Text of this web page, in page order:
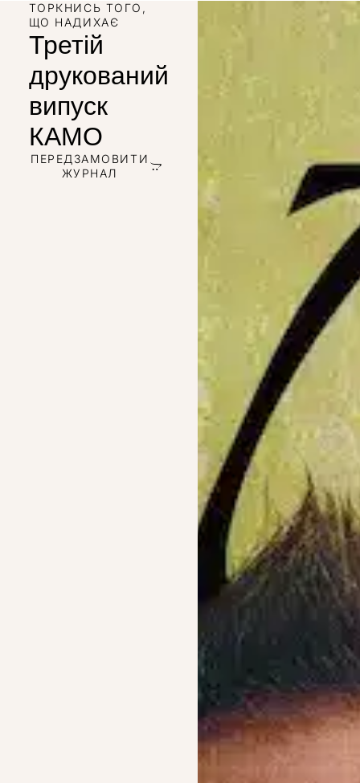
ТОРКНИСЬ ТОГО,
ЩО НАДИХАЄ
Третій
друкований
випуск
КАМО
ПЕРЕДЗАМОВИТИ
ЖУРНАЛ